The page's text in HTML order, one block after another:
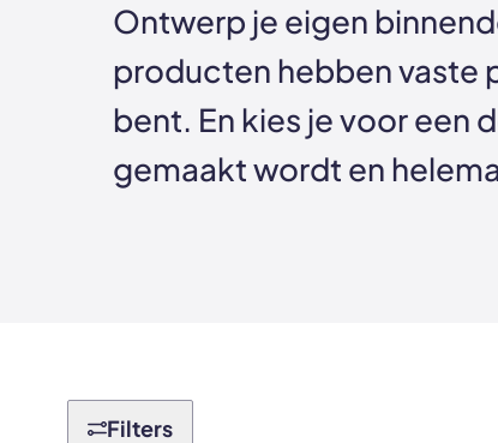
Ontwerp je eigen
producten hebben vaste
bent. En kies je voor een
gemaakt wordt en
Filters